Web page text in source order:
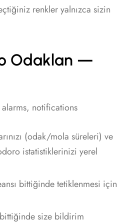
renkler yalnızca sizin
Odaklan —
notifications
(odak/mola süreleri) ve
istatistiklerinizi yerel
bittiğinde tetiklenmesi için
size bildirim